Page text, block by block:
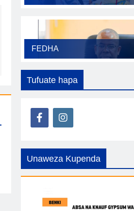
FEDHA
Tufuate hapa
Unaweza Kupenda